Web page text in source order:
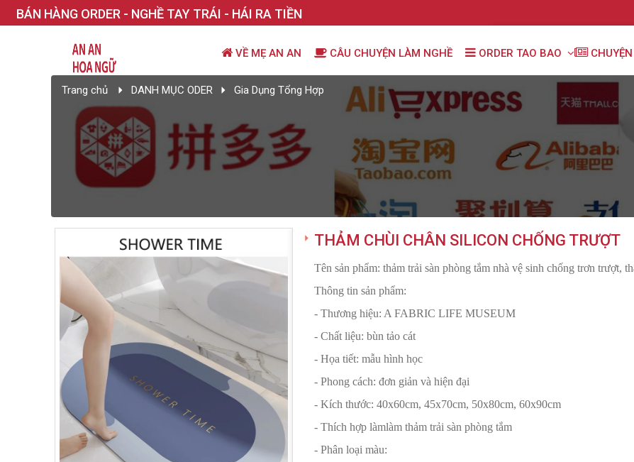
BÁN HÀNG ORDER - NGHỀ TAY TRÁI - HÁI RA TIỀN
VỀ MẸ AN AN CÂU CHUYỆN LÀM NGHỀ ORDER TAO BAO
Trang chủ DANH MỤC ODER Gia Dụng Tổng Hợp
THẢM CHÙI CHÂN SILICON CHỐNG TRƯỢT
Tên sản phẩm: thảm trải sàn phòng tắm nhà vệ sinh chống trơn trượt,
Thông tin sản phẩm:
- Thương hiệu: A FABRIC LIFE MUSEUM
- Chất liệu: bùn tảo cát
- Họa tiết: mẫu hình học
- Phong cách: đơn giản và hiện đại
- Kích thước: 40x60cm, 45x70cm, 50x80cm, 60x90cm
- Thích hợp làmlàm thảm trải sàn phòng tắm
- Phân loại màu: